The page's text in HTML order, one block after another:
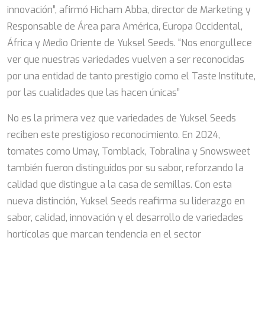
innovación”, afirmó Hicham Abba, director de Marketing y
Responsable de Área para América, Europa Occidental,
África y Medio Oriente de Yuksel Seeds. “Nos enorgullece
ver que nuestras variedades vuelven a ser reconocidas
por una entidad de tanto prestigio como el Taste Institute,
por las cualidades que las hacen únicas”
No es la primera vez que variedades de Yuksel Seeds
reciben este prestigioso reconocimiento. En 2024,
tomates como Umay, Tomblack, Tobralina y Snowsweet
también fueron distinguidos por su sabor, reforzando la
calidad que distingue a la casa de semillas. Con esta
nueva distinción, Yuksel Seeds reafirma su liderazgo en
sabor, calidad, innovación y el desarrollo de variedades
hortícolas que marcan tendencia en el sector